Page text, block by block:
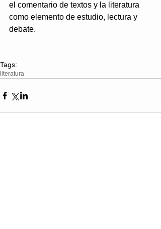
el comentario de textos y la literatura
como elemento de estudio, lectura y
debate.
Tags:
literatura